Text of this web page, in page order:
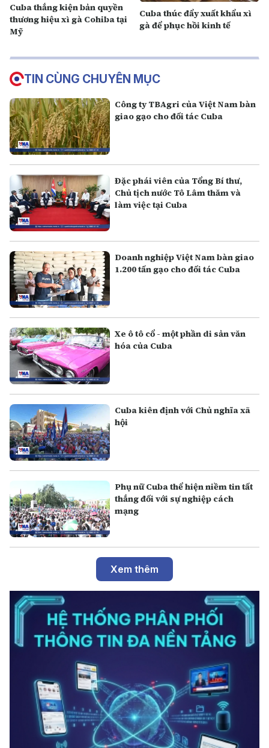
Cuba thắng kiện bản quyền
thương hiệu xì gà Cohiba tại
Mỹ
Cuba thúc đẩy xuất khẩu xì
gà để phục hồi kinh tế
TIN CÙNG CHUYÊN MỤC
Công ty TBAgri của Việt Nam bàn
giao gạo cho đối tác Cuba
Đặc phái viên của Tổng Bí thư,
Chủ tịch nước Tô Lâm thăm và
làm việc tại Cuba
Doanh nghiệp Việt Nam bàn giao
1.200 tấn gạo cho đối tác Cuba
Xe ô tô cổ - một phần di sản văn
hóa của Cuba
Cuba kiên định với Chủ nghĩa xã
hội
Phụ nữ Cuba thể hiện niềm tin tất
thắng đối với sự nghiệp cách
mạng
Xem thêm